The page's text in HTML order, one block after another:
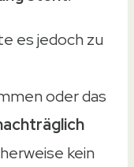
es jedoch zu
oder das
kein